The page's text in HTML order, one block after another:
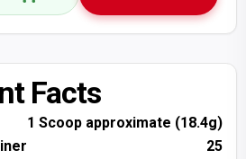
2
500ml ĐƠN TRÊN 2 TRIỆU
Facts
1 Scoop approximate (18.4g)
25